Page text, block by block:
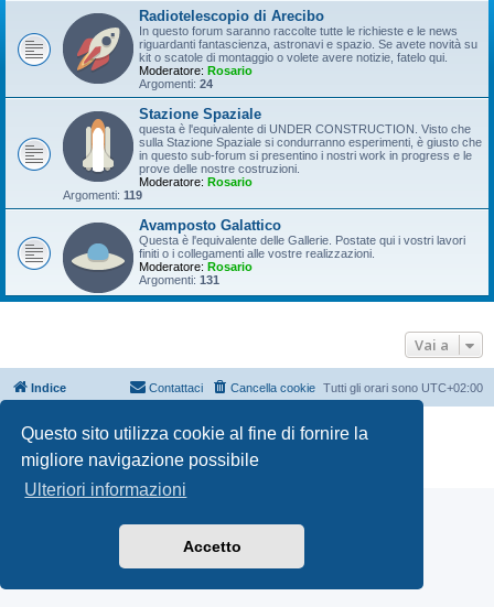
Questo sito utilizza cookie al fine di fornire la
migliore navigazione possibile
Ulteriori informazioni
Accetto
Radiotelescopio di Arecibo
In questo forum saranno raccolte tutte le richieste e le news
riguardanti fantascienza, astronavi e spazio. Se avete novità su
kit o scatole di montaggio o volete avere notizie, fatelo qui.
Moderatore: Rosario
Argomenti: 24
Stazione Spaziale
questa è l'equivalente di UNDER CONSTRUCTION. Visto che
sulla Stazione Spaziale si condurranno esperimenti, è giusto che
in questo sub-forum si presentino i nostri work in progress e le
prove delle nostre costruzioni.
Moderatore: Rosario
Argomenti: 119
Avamposto Galattico
Questa è l'equivalente delle Gallerie. Postate qui i vostri lavori
finiti o i collegamenti alle vostre realizzazioni.
Moderatore: Rosario
Argomenti: 131
Vai a
Indice Tutti gli orari sono UTC+02:00
Cancella cookie
Contattaci
Creato da
® Forum Software © phpBB Limited
Privacy|Condizioni